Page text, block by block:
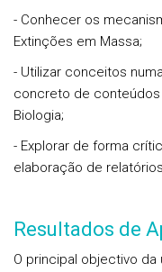
- Conhecer os
Extinções em Massa;
- Utilizar conceitos
concreto de
Biologia;
- Explorar de forma
elaboração de
Resultados de
O principal objectivo